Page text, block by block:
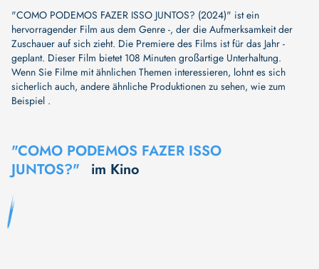
"COMO PODEMOS FAZER ISSO JUNTOS? (2024)" ist ein
hervorragender Film aus dem Genre -, der die Aufmerksamkeit der
Zuschauer auf sich zieht. Die Premiere des Films ist für das Jahr -
geplant. Dieser Film bietet 108 Minuten großartige Unterhaltung.
Wenn Sie Filme mit ähnlichen Themen interessieren, lohnt es sich
sicherlich auch, andere ähnliche Produktionen zu sehen, wie zum
Beispiel .
"COMO PODEMOS FAZER ISSO
JUNTOS?"
im Kino